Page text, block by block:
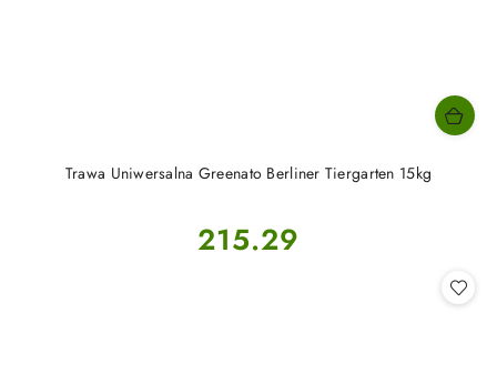
Trawa Uniwersalna Greenato Berliner Tiergarten 15kg
Cena:
215.29